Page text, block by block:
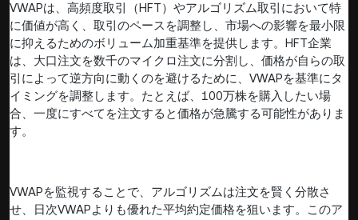
VWAPは、高頻度取引（HFT）やアルゴリズム取引において特
に価値が高く、取引のペースを調整し、市場への影響を最小限
に抑えるためのボリューム加重基準を提供します。HFT企業
は、大口注文を数千のマイクロ注文に分割し、価格が自らの取
引によって逆方向に動くのを避けるために、VWAPを基準にタ
イミングを調整します。たとえば、100万株を購入したい場
合、一度にすべてを注文すると価格が急騰する可能性がありま
す。
VWAPを監視することで、アルゴリズムは注文を賢く分散さ
せ、日次VWAPよりも優れた平均約定価格を狙います。このア